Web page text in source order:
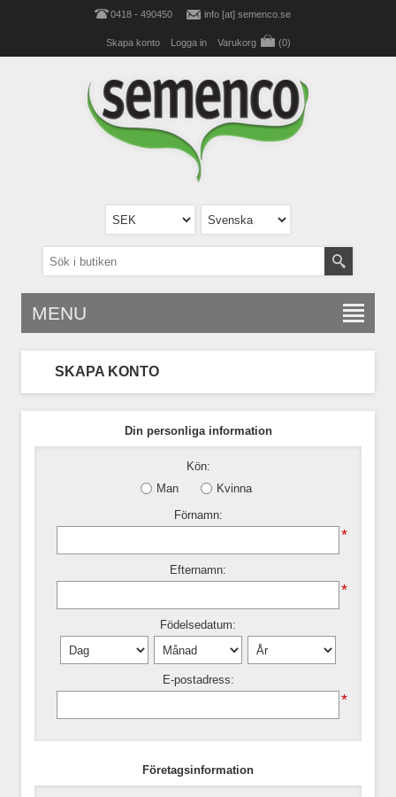
0418 - 490450 info [at] semenco.se
Skapa konto Logga in Varukorg (0)
MENU
SKAPA KONTO
Din personliga information
Kön:
Man
Kvinna
Förnamn:
*
Efternamn:
*
Födelsedatum:
E-postadress:
*
Företagsinformation